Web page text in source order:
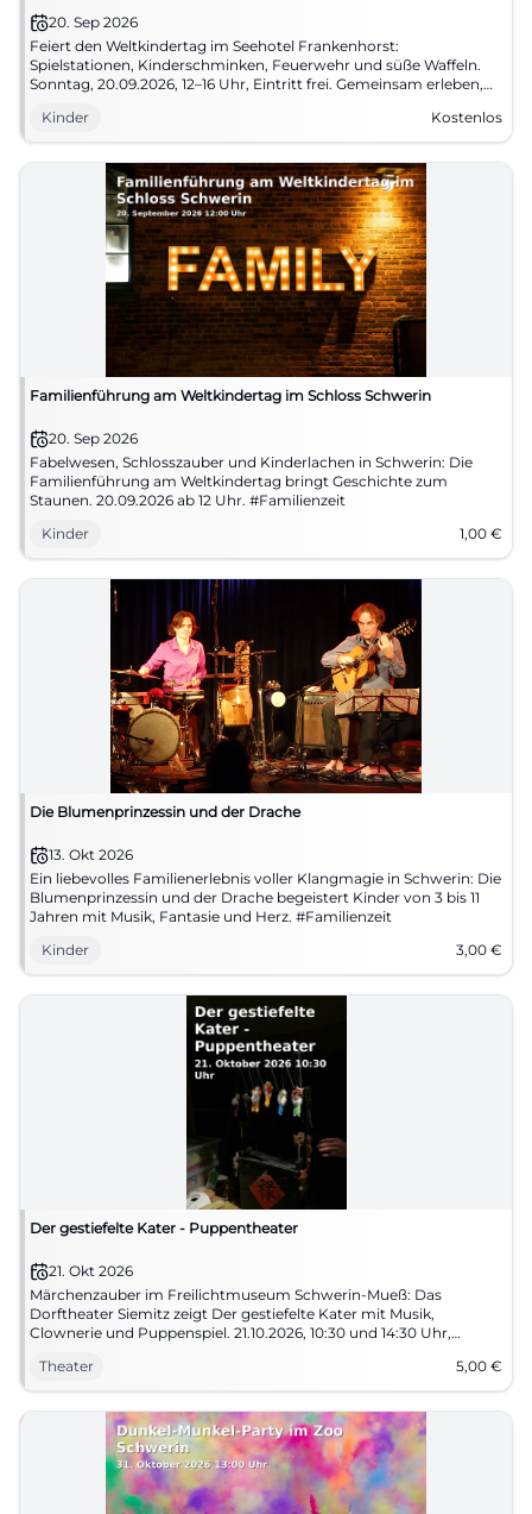
20. Sep 2026
Feiert den Weltkindertag im Seehotel Frankenhorst:
Spielstationen, Kinderschminken, Feuerwehr und süße Waffeln.
Sonntag, 20.09.2026, 12–16 Uhr, Eintritt frei. Gemeinsam erleben,
Kinder
Kostenlos
Familienführung am Weltkindertag im Schloss Schwerin
20. Sep 2026
Fabelwesen, Schlosszauber und Kinderlachen in Schwerin: Die
Familienführung am Weltkindertag bringt Geschichte zum
Staunen. 20.09.2026 ab 12 Uhr. #Familienzeit
Kinder
1,00 €
Die Blumenprinzessin und der Drache
13. Okt 2026
Ein liebevolles Familienerlebnis voller Klangmagie in Schwerin: Die
Blumenprinzessin und der Drache begeistert Kinder von 3 bis 11
Jahren mit Musik, Fantasie und Herz. #Familienzeit
Kinder
3,00 €
Der gestiefelte Kater - Puppentheater
21. Okt 2026
Märchenzauber im Freilichtmuseum Schwerin-Mueß: Das
Dorftheater Siemitz zeigt Der gestiefelte Kater mit Musik,
Clownerie und Puppenspiel. 21.10.2026, 10:30 und 14:30 Uhr,
Theater
5,00 €